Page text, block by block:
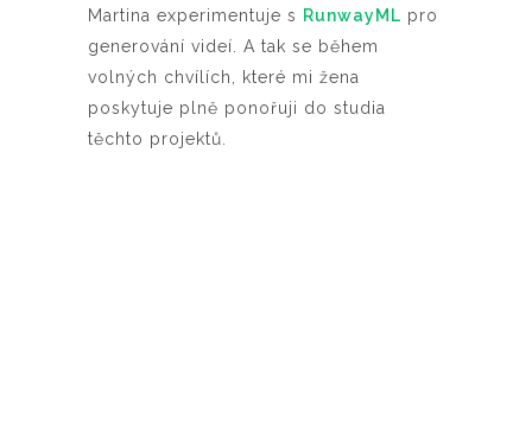
Martina experimentuje s RunwayML pro
generování videí. A tak se během
volných chvílích, které mi žena
poskytuje plně ponořuji do studia
těchto projektů.